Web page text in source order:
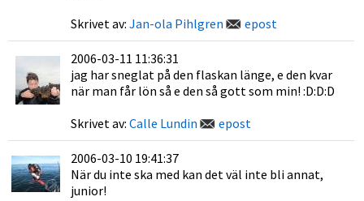
Skrivet av: Jan-ola Pihlgren epost
2006-03-11 11:36:31
jag har sneglat på den flaskan länge, e den kvar
när man får lön så e den så gott som min! :D:D:D
Skrivet av: Calle Lundin epost
2006-03-10 19:41:37
När du inte ska med kan det väl inte bli annat,
junior!